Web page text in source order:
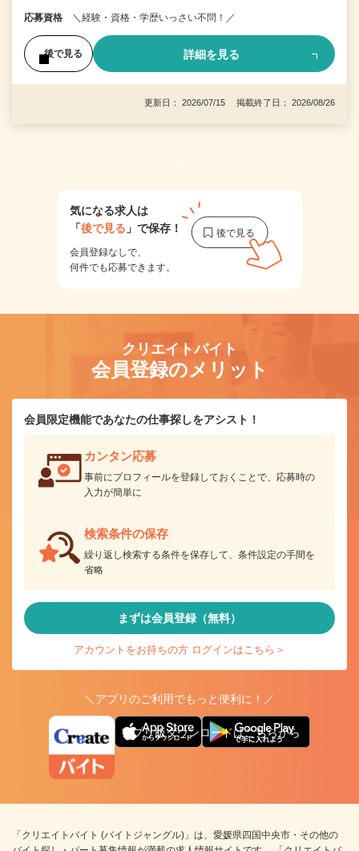
応募資格 ＼経験・資格・学歴いっさい不問！／
後で見る 詳細を見る
更新日： 2026/07/15 掲載終了日： 2026/08/26
1
気になる求人は
「後で見る 」で保存！
会員登録なしで、
何件でも応募できます。
クリエイトバイト
会員登録のメリット
会員限定機能であなたの仕事探しをアシスト！
カンタン応募
事前にプロフィールを登録しておくことで、応募時の
入力が簡単に
検索条件の保存
繰り返し検索する条件を保存して、条件設定の手間を
省略
まずは会員登録（無料）
アカウントをお持ちの方 ログインはこちら＞
＼アプリのご利用でもっと便利に！／
アプリ版ダウンロードはこちらから
「クリエイトバイト (バイトジャングル)」は、愛媛県四国中央市・その他の